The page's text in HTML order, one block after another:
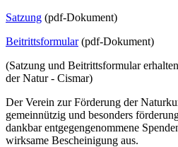
Satzung (pdf-Dokument)
Beitrittsformular(pdf-Dokument)
(Satzung und Beitrittsformular
der Natur - Cismar)
Der Verein zur Förderung der
gemeinnützig und besonders
dankbar entgegengenommene
wirksame Bescheinigung aus.